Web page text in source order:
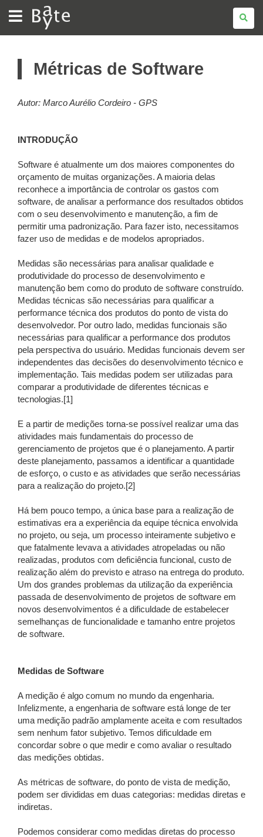
BATE
BYTE
Métricas de Software
Autor: Marco Aurélio Cordeiro - GPS
INTRODUÇÃO
Software é atualmente um dos maiores componentes do
orçamento de muitas organizações. A maioria delas
reconhece a importância de controlar os gastos com
software, de analisar a performance dos resultados obtidos
com o seu desenvolvimento e manutenção, a fim de
permitir uma padronização. Para fazer isto, necessitamos
fazer uso de medidas e de modelos apropriados.
Medidas são necessárias para analisar qualidade e
produtividade do processo de desenvolvimento e
manutenção bem como do produto de software construído.
Medidas técnicas são necessárias para qualificar a
performance técnica dos produtos do ponto de vista do
desenvolvedor. Por outro lado, medidas funcionais são
necessárias para qualificar a performance dos produtos
pela perspectiva do usuário. Medidas funcionais devem ser
independentes das decisões do desenvolvimento técnico e
implementação. Tais medidas podem ser utilizadas para
comparar a produtividade de diferentes técnicas e
tecnologias.[1]
E a partir de medições torna-se possível realizar uma das
atividades mais fundamentais do processo de
gerenciamento de projetos que é o planejamento. A partir
deste planejamento, passamos a identificar a quantidade
de esforço, o custo e as atividades que serão necessárias
para a realização do projeto.[2]
Há bem pouco tempo, a única base para a realização de
estimativas era a experiência da equipe técnica envolvida
no projeto, ou seja, um processo inteiramente subjetivo e
que fatalmente levava a atividades atropeladas ou não
realizadas, produtos com deficiência funcional, custo de
realização além do previsto e atraso na entrega do produto.
Um dos grandes problemas da utilização da experiência
passada de desenvolvimento de projetos de software em
novos desenvolvimentos é a dificuldade de estabelecer
semelhanças de funcionalidade e tamanho entre projetos
de software.
Medidas de Software
A medição é algo comum no mundo da engenharia.
Infelizmente, a engenharia de software está longe de ter
uma medição padrão amplamente aceita e com resultados
sem nenhum fator subjetivo. Temos dificuldade em
concordar sobre o que medir e como avaliar o resultado
das medições obtidas.
As métricas de software, do ponto de vista de medição,
podem ser divididas em duas categorias: medidas diretas e
indiretas.
Podemos considerar como medidas diretas do processo